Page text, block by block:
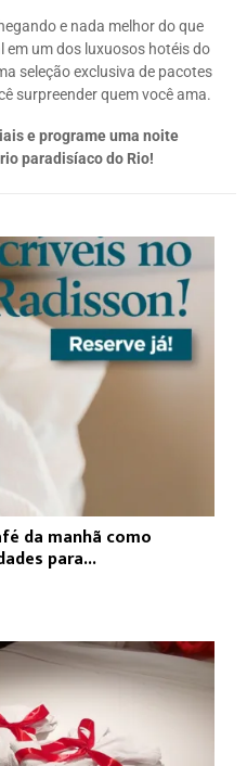
e nada melhor do que
em um dos luxuosos hotéis do
seleção exclusiva de pacotes
surpreender quem você ama.
e programe uma noite
paradisíaco do Rio!
da manhã como
para...